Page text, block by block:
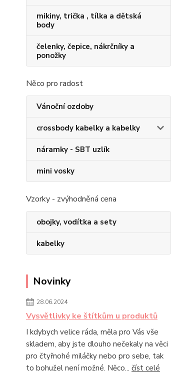
mikiny, trička , tílka a dětská
body
čelenky, čepice, nákrčníky a
ponožky
Něco pro radost
Vánoční ozdoby
crossbody kabelky a kabelky
náramky - SBT uzlík
mini vosky
Vzorky - zvýhodněná cena
obojky, vodítka a sety
kabelky
Novinky
28.06.2024
Vysvětlivky ke štítkům u produktů
I kdybych velice ráda, měla pro Vás vše
skladem, aby jste dlouho nečekaly na věci
pro čtyřnohé miláčky nebo pro sebe, tak
to bohužel není možné. Něco... číst celé